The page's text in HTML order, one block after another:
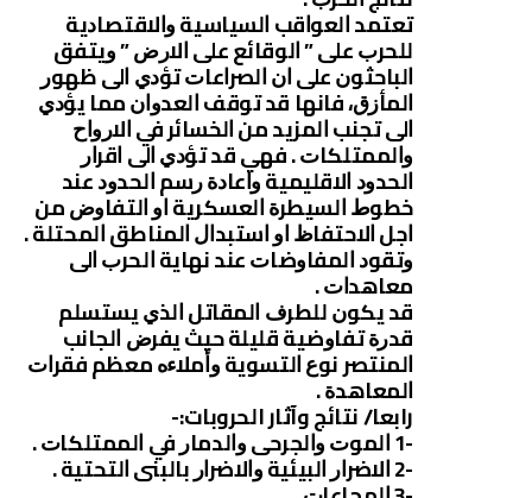
ﺗﻌﺘﻤﺪ ﺍﻟﻌﻮﺍﻗﺐ ﺍﻟﺴﻴﺎﺳﻴﺔ ﻭﺍﻻﻗﺘﺼﺎﺩﻳﺔ
ﻟﻠﺤﺮﺏ ﻋﻠﻰ ” ﺍﻟﻮﻗﺎﺋﻊ ﻋﻠﻰ ﺍﻻﺭﺽ ” ﻭﻳﺘﻔﻖ
ﺍﻟﺒﺎﺣﺜﻮﻥ ﻋﻠﻰ ﺍﻥ ﺍﻟﺼﺮﺍﻋﺎﺕ ﺗﺆﺩﻱ ﺍﻟﻰ ﻇﻬﻮﺭ
ﺍﻟﻤﺄﺯﻕ، ﻓﺎﻧﻬﺎ ﻗﺪ ﺗﻮﻗﻒ ﺍﻟﻌﺪﻭﺍﻥ ﻣﻤﺎ ﻳﺆﺩﻱ
ﺍﻟﻰ ﺗﺠﻨﺐ ﺍﻟﻤﺰﻳﺪ ﻣﻦ ﺍﻟﺨﺴﺎﺋﺮ ﻓﻲ ﺍﻻﺭﻭﺍﺡ
ﻭﺍﻟﻤﻤﺘﻠﻜﺎﺕ . ﻓﻬﻲ ﻗﺪ ﺗﺆﺩﻱ ﺍﻟﻰ ﺍﻗﺮﺍﺭ
ﺍﻟﺤﺪﻭﺩ ﺍﻻﻗﻠﻴﻤﻴﺔ ﻭﺍﻋﺎﺩﺓ ﺭﺳﻢ ﺍﻟﺤﺪﻭﺩ ﻋﻨﺪ
ﺧﻄﻮﻁ ﺍﻟﺴﻴﻄﺮﺓ ﺍﻟﻌﺴﻜﺮﻳﺔ ﺍﻭ ﺍﻟﺘﻔﺎﻭﺽ ﻣﻦ
ﺍﺟﻞ ﺍﻻﺣﺘﻔﺎﻅ ﺍﻭ ﺍﺳﺘﺒﺪﺍﻝ ﺍﻟﻤﻨﺎﻃﻖ ﺍﻟﻤﺤﺘﻠﺔ .
ﻭﺗﻘﻮﺩ ﺍﻟﻤﻔﺎﻭﺿﺎﺕ ﻋﻨﺪ ﻧﻬﺎﻳﺔ ﺍﻟﺤﺮﺏ ﺍﻟﻰ
ﻣﻌﺎﻫﺪﺍﺕ .
ﻗﺪ ﻳﻜﻮﻥ ﻟﻠﻄﺮﻑ ﺍﻟﻤﻘﺎﺗﻞ ﺍﻟﺬﻱ ﻳﺴﺘﺴﻠﻢ
ﻗﺪﺭﺓ ﺗﻔﺎﻭﺿﻴﺔ ﻗﻠﻴﻠﺔ ﺣﻴﺚ ﻳﻔﺮﺽ ﺍﻟﺠﺎﻧﺐ
ﺍﻟﻤﻨﺘﺼﺮ ﻧﻮﻉ ﺍﻟﺘﺴﻮﻳﺔ ﻭﺃﻣﻼﺀﻩ ﻣﻌﻈﻢ ﻓﻘﺮﺍﺕ
ﺍﻟﻤﻌﺎﻫﺪﺓ .
رابعا/ نتائج وآثار الحروبات:-
-1 ﺍﻟﻤﻮﺕ ﻭﺍﻟﺠﺮﺣﻰ ﻭﺍﻟﺪﻣﺎﺭ ﻓﻲ ﺍﻟﻤﻤﺘﻠﻜﺎﺕ .
-2 ﺍﻻﺿﺮﺍﺭ ﺍﻟﺒﻴﺌﻴﺔ ﻭﺍﻻﺿﺮﺍﺭ ﺑﺎﻟﺒﻨﻰ ﺍﻟﺘﺤﺘﻴﺔ .